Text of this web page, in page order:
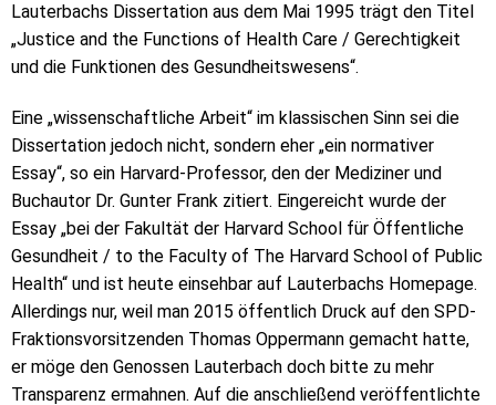
Lauterbachs Dissertation aus dem Mai 1995 trägt den Titel
„Justice and the Functions of Health Care / Gerechtigkeit
und die Funktionen des Gesundheitswesens“.
Eine „wissenschaftliche Arbeit“ im klassischen Sinn sei die
Dissertation jedoch nicht, sondern eher „ein normativer
Essay“, so ein Harvard-Professor, den der Mediziner und
Buchautor Dr. Gunter Frank zitiert. Eingereicht wurde der
Essay „bei der Fakultät der Harvard School für Öffentliche
Gesundheit / to the Faculty of The Harvard School of Public
Health“ und ist heute einsehbar auf Lauterbachs Homepage.
Allerdings nur, weil man 2015 öffentlich Druck auf den SPD-
Fraktionsvorsitzenden Thomas Oppermann gemacht hatte,
er möge den Genossen Lauterbach doch bitte zu mehr
Transparenz ermahnen. Auf die anschließend veröffentlichte